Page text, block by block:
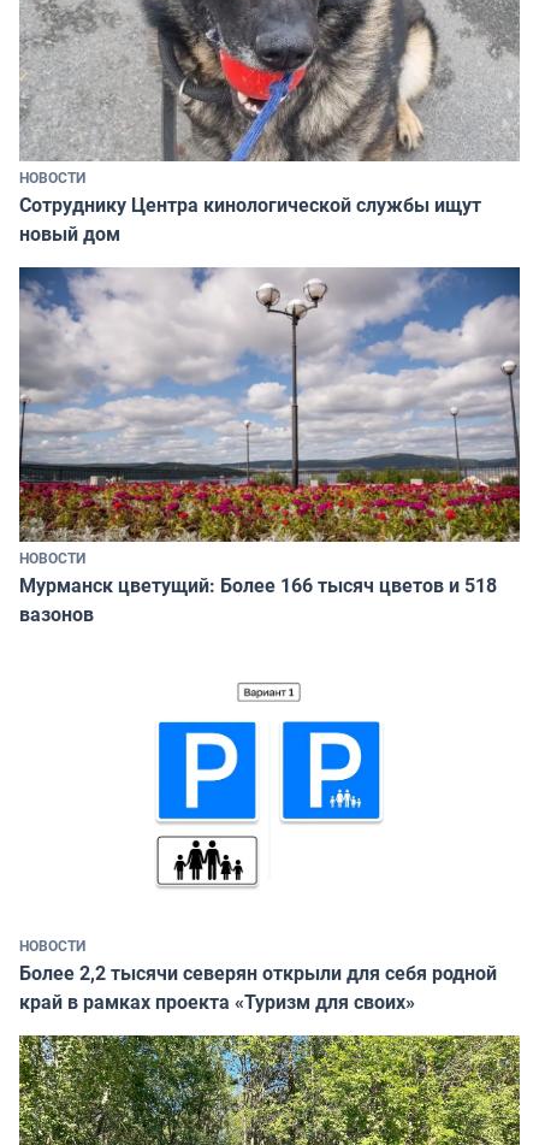
НОВОСТИ
Сотруднику Центра кинологической службы ищут
новый дом
НОВОСТИ
Мурманск цветущий: Более 166 тысяч цветов и 518
вазонов
НОВОСТИ
Более 2,2 тысячи северян открыли для себя родной
край в рамках проекта «Туризм для своих»